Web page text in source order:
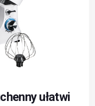
ułatwi